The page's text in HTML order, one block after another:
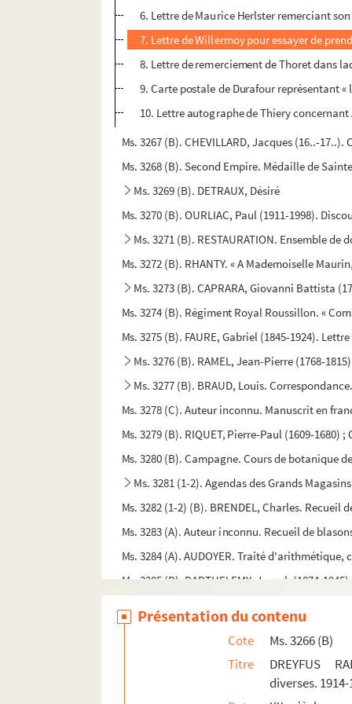
6. Lettre de Maurice Herlster remerciant
7. Lettre de Willermoy pour essayer de
8. Lettre de remerciement de Thoret dans
9. Carte postale de Durafour représentant
10. Lettre autographe de Thiery
Ms. 3267 (B). CHEVILLARD, Jacques (16..-
Ms. 3268 (B). Second Empire. Médaille de
Ms. 3269 (B). DETRAUX, Désiré
Ms. 3270 (B). OURLIAC, Paul (1911-1998).
Ms. 3271 (B). RESTAURATION. Ensemble
Ms. 3272 (B). RHANTY. « A Mademoiselle
Ms. 3273 (B). CAPRARA, Giovanni Battista
Ms. 3274 (B). Régiment Royal Roussillon. «
Ms. 3275 (B). FAURE, Gabriel (1845-1924).
Ms. 3276 (B). RAMEL, Jean-Pierre (1768-
Ms. 3277 (B). BRAUD, Louis.
Ms. 3278 (C). Auteur inconnu. Manuscrit en
Ms. 3279 (B). RIQUET, Pierre-Paul (1609-1680)
Ms. 3280 (B). Campagne. Cours de botanique
Ms. 3281 (1-2). Agendas des Grands
Ms. 3282 (1-2) (B). BRENDEL, Charles.
Ms. 3283 (A). Auteur inconnu. Recueil de
Ms. 3284 (A). AUDOYER. Traité
Ms. 3285 (B). BARTHELEMY, Joseph (1874-
Ms. 3287 (C). DUPUY, Louis-Emmanuel (1777-
Ms. 3289 (C). [Fragments d'un livre d'heures :]
Présentation du contenu
Cote
Ms. 3266 (B)
Titre
DREYFUS
diverses.